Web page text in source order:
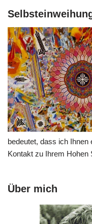
bedeutet, dass ich Ihnen
Kontakt zu Ihrem Hohen
Über mich